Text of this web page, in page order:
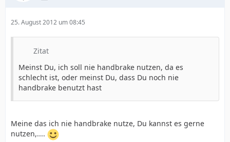
25. August 2012 um 08:45
Zitat
Meinst Du, ich soll nie handbrake nutzen, da es
schlecht ist, oder meinst Du, dass Du noch nie
handbrake benutzt hast
Meine das ich nie handbrake nutze, Du kannst es gerne
nutzen,....